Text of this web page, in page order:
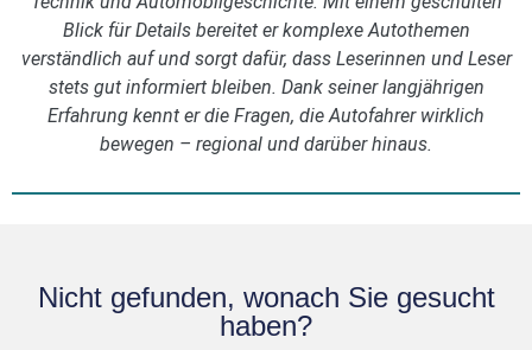
Blick für Details bereitet er komplexe Autothemen
verständlich auf und sorgt dafür, dass Leserinnen und Leser
stets gut informiert bleiben. Dank seiner langjährigen
Erfahrung kennt er die Fragen, die Autofahrer wirklich
bewegen – regional und darüber hinaus.
Nicht gefunden, wonach Sie gesucht
haben?